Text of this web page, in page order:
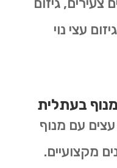
עצי נוי
בעתלית
עצים עם מנוף
מקצועיים.